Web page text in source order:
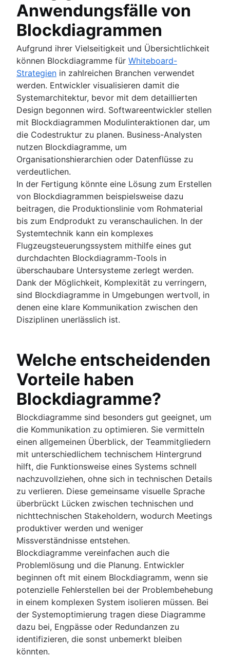
Anwendungsfälle von
Blockdiagrammen
Aufgrund ihrer Vielseitigkeit und Übersichtlichkeit
können Blockdiagramme für Whiteboard-
Strategien in zahlreichen Branchen verwendet
werden. Entwickler visualisieren damit die
Systemarchitektur, bevor mit dem detaillierten
Design begonnen wird. Softwareentwickler stellen
mit Blockdiagrammen Modulinteraktionen dar, um
die Codestruktur zu planen. Business-Analysten
nutzen Blockdiagramme, um
Organisationshierarchien oder Datenflüsse zu
verdeutlichen.
In der Fertigung könnte eine Lösung zum Erstellen
von Blockdiagrammen beispielsweise dazu
beitragen, die Produktionslinie vom Rohmaterial
bis zum Endprodukt zu veranschaulichen. In der
Systemtechnik kann ein komplexes
Flugzeugsteuerungssystem mithilfe eines gut
durchdachten Blockdiagramm-Tools in
überschaubare Untersysteme zerlegt werden.
Dank der Möglichkeit, Komplexität zu verringern,
sind Blockdiagramme in Umgebungen wertvoll, in
denen eine klare Kommunikation zwischen den
Disziplinen unerlässlich ist.
Welche entscheidenden
Vorteile haben
Blockdiagramme?
Blockdiagramme sind besonders gut geeignet, um
die Kommunikation zu optimieren. Sie vermitteln
einen allgemeinen Überblick, der Teammitgliedern
mit unterschiedlichem technischem Hintergrund
hilft, die Funktionsweise eines Systems schnell
nachzuvollziehen, ohne sich in technischen Details
zu verlieren. Diese gemeinsame visuelle Sprache
überbrückt Lücken zwischen technischen und
nichttechnischen Stakeholdern, wodurch Meetings
produktiver werden und weniger
Missverständnisse entstehen.
Blockdiagramme vereinfachen auch die
Problemlösung und die Planung. Entwickler
beginnen oft mit einem Blockdiagramm, wenn sie
potenzielle Fehlerstellen bei der Problembehebung
in einem komplexen System isolieren müssen. Bei
der Systemoptimierung tragen diese Diagramme
dazu bei, Engpässe oder Redundanzen zu
identifizieren, die sonst unbemerkt bleiben
könnten.